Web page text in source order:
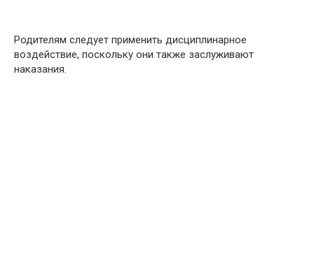
Родителям следует применить дисциплинарное
воздействие, поскольку они также заслуживают
наказания.